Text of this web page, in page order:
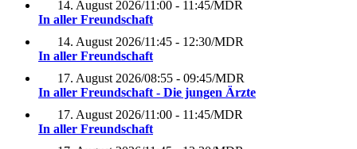
14. August 2026/11:00 - 11:45/MDR
In aller Freundschaft
14. August 2026/11:45 - 12:30/MDR
In aller Freundschaft
17. August 2026/08:55 - 09:45/MDR
In aller Freundschaft - Die jungen Ärzte
17. August 2026/11:00 - 11:45/MDR
In aller Freundschaft